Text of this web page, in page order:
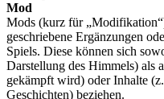
Mod
Mods (kurz für
geschriebene Ergänzungen
Spiels. Diese können sich
Darstellung des Himmels) als
gekämpft wird) oder Inhalte
Geschichten) beziehen.